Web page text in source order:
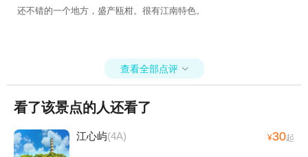
还不错的一个地方，盛产瓯柑。很有江南特色。
查看全部点评 
看了该景点的人还看了
江心屿(4A) ¥30起